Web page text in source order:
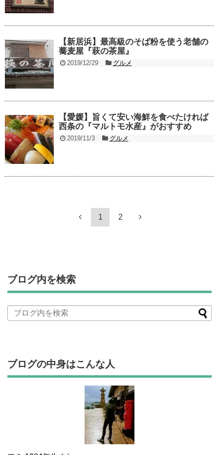
【新居浜】最高級のそば粉を使う老舗の
蕎麦屋『萩の茶屋』
2019/12/29 グルメ
【愛媛】旨くて安い海鮮を食べたければ
西条の『マルトモ水産』がおすすめ
2019/11/3 グルメ
1 2
ブログ内を検索
ブログの中身はこんな人